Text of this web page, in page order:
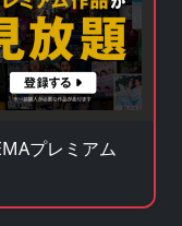
プレミアム